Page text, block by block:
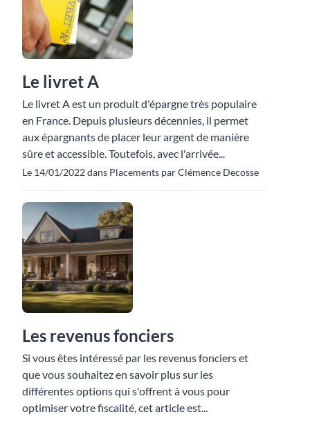
Le livret A
Le livret A est un produit d'épargne très populaire
en France. Depuis plusieurs décennies, il permet
aux épargnants de placer leur argent de manière
sûre et accessible. Toutefois, avec l'arrivée...
Le 14/01/2022 dans Placements par Clémence Decosse
Les revenus fonciers
Si vous êtes intéressé par les revenus fonciers et
que vous souhaitez en savoir plus sur les
différentes options qui s'offrent à vous pour
optimiser votre fiscalité, cet article est...